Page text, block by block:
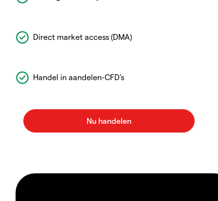
Direct market access (DMA)
Handel in aandelen-CFD's